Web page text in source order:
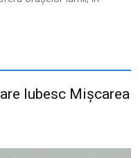
Iubesc Mișcarea